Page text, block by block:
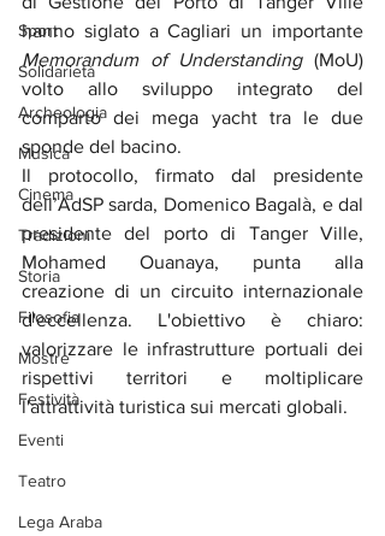
Sport
Solidarietà
Archeologia
Musica
Cinema
Tradizioni
Storia
Filosofia
Mostre
Festività
Eventi
Teatro
Lega Araba
Memorandum of Understanding (MoU)
volto allo sviluppo integrato del
comparto dei mega yacht tra le due
sponde del bacino.
Il protocollo, firmato dal presidente
dell’AdSP sarda, Domenico Bagalà, e dal
presidente del porto di Tanger Ville,
Mohamed Ouanaya, punta alla
creazione di un circuito internazionale
d'eccellenza. L'obiettivo è chiaro:
valorizzare le infrastrutture portuali dei
rispettivi territori e moltiplicare
l'attrattività turistica sui mercati globali.